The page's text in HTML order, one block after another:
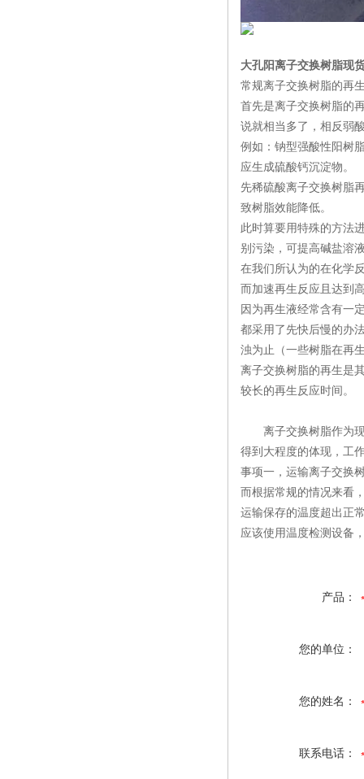
大孔阳离子交换树脂现
常规离子交换树脂的再
首先是离子交换树脂的
说就相当多了，相反弱
例如：钠型强酸性阳树
应生成硫酸钙沉淀物。
先稀硫酸离子交换树脂
致树脂效能降低。
此时算要用特殊的方法
别污染，可提高碱盐溶
在我们所认为的在化学
而加速再生反应且达到
因为再生液经常含有一
都采用了先快后慢的办
浊为止（一些树脂在再
离子交换树脂的再生是
较长的再生反应时间。
离子交换树脂作为现
得到大程度的体现，
事项一，运输离子交换
而根据常规的情况来看
运输保存的温度超出正
应该使用温度检测设备
产品：
您的单位：
您的姓名：
联系电话：